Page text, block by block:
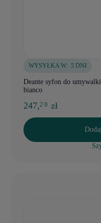
WYSYŁKA W: 5 DNI
Deante syfon do
bianco
247,2 0 zł